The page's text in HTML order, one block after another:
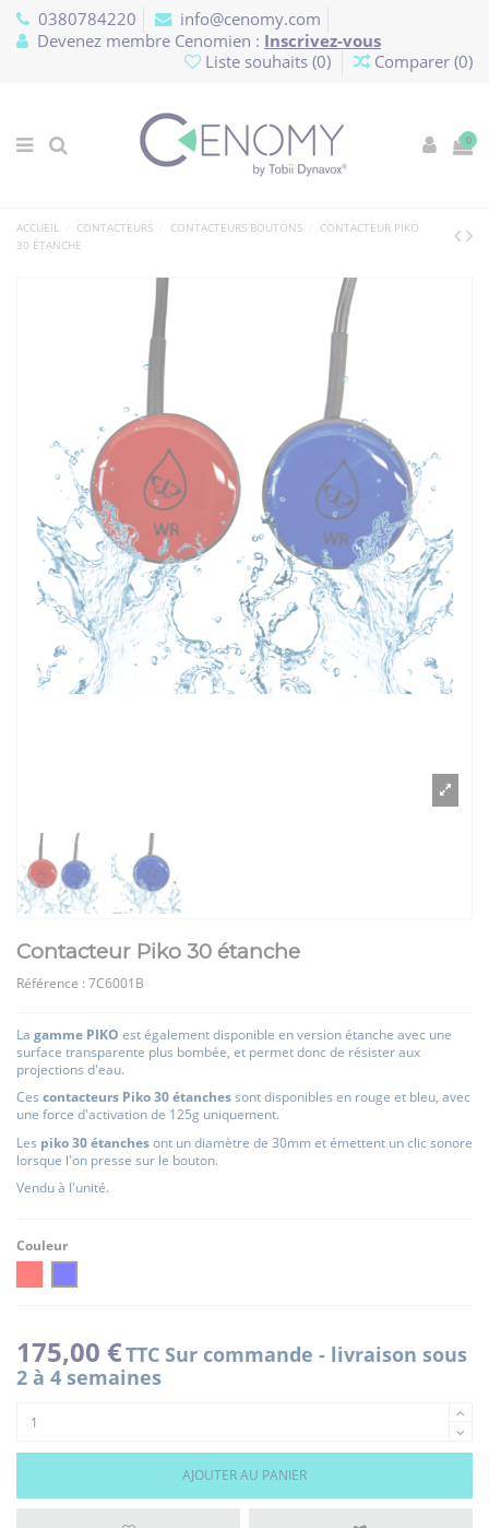
0380784220
info@cenomy.com
Devenez membre Cenomien : Inscrivez-vous
Liste souhaits (0) Comparer (0)
0
ACCUEIL CONTACTEURS CONTACTEURS BOUTONS
CONTACTEUR PIKO
30 ÉTANCHE
Contacteur Piko 30 étanche
Référence : 7C6001B
La gamme PIKO est également disponible en version étanche avec une
surface transparente plus bombée, et permet donc de résister aux
projections d'eau.
Ces contacteurs Piko 30 étanchessont disponibles en rouge et bleu, avec
une force d'activation de 125g uniquement.
Les piko 30 étanchesont un diamètre de 30mm et émettent un clic sonore
lorsque l'on presse sur le bouton.
Vendu à l'unité.
Couleur
175,00 €TTC Sur commande - livraison sous
2 à 4 semaines
AJOUTER AU PANIER
Panneau de gestion des cookies